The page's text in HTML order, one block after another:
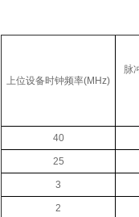
上位设备时钟频率(MHz)
脉
40
25
3
2